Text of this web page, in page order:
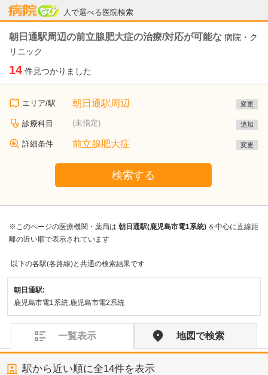
人で選べる医院検索
病院なび
朝日通駅周辺の前立腺肥大症の治療/対応が可能な 病院・ク
リニック
14 件見つかりました
エリア/駅 朝日通駅周辺 変更
診療科目 (未指定) 追加
詳細条件 前立腺肥大症 変更
検索する
※このページの医療機関・薬局は 朝日通駅(鹿児島市電1系統) を中心に直線距
離の近い順で表示されています
以下の各駅(各路線)と共通の検索結果です
朝日通駅:
鹿児島市電1系統,鹿児島市電2系統
一覧表示 地図で検索
駅から近い順に全14件を表示